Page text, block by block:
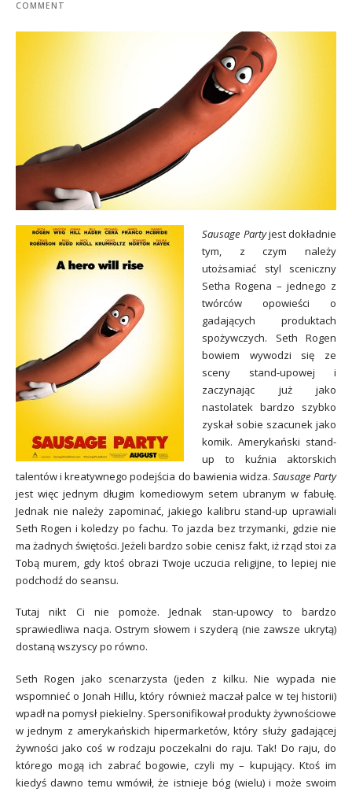
COMMENT
Sausage Partyjest dokładnie
tym, z czym należy
utożsamiać styl sceniczny
Setha Rogena – jednego z
twórców opowieści o
gadających produktach
spożywczych. Seth Rogen
bowiem wywodzi się ze
sceny stand-upowej i
zaczynając już jako
nastolatek bardzo szybko
zyskał sobie szacunek jako
komik. Amerykański stand-
up to kuźnia aktorskich
talentów i kreatywnego podejścia do bawienia widza. Sausage Party
jest więc jednym długim komediowym setem ubranym w fabułę.
Jednak nie należy zapominać, jakiego kalibru stand-up uprawiali
Seth Rogen i koledzy po fachu. To jazda bez trzymanki, gdzie nie
ma żadnych świętości. Jeżeli bardzo sobie cenisz fakt, iż rząd stoi za
Tobą murem, gdy ktoś obrazi Twoje uczucia religijne, to lepiej nie
podchodź do seansu.
Tutaj nikt Ci nie pomoże. Jednak stan-upowcy to bardzo
sprawiedliwa nacja. Ostrym słowem i szyderą (nie zawsze ukrytą)
dostaną wszyscy po równo.
Seth Rogen jako scenarzysta (jeden z kilku. Nie wypada nie
wspomnieć o Jonah Hillu, który również maczał palce w tej historii)
wpadł na pomysł piekielny. Spersonifikował produkty żywnościowe
w jednym z amerykańskich hipermarketów, który służy gadającej
żywności jako coś w rodzaju poczekalni do raju. Tak! Do raju, do
którego mogą ich zabrać bogowie, czyli my – kupujący. Ktoś im
kiedyś dawno temu wmówił, że istnieje bóg (wielu) i może swoim